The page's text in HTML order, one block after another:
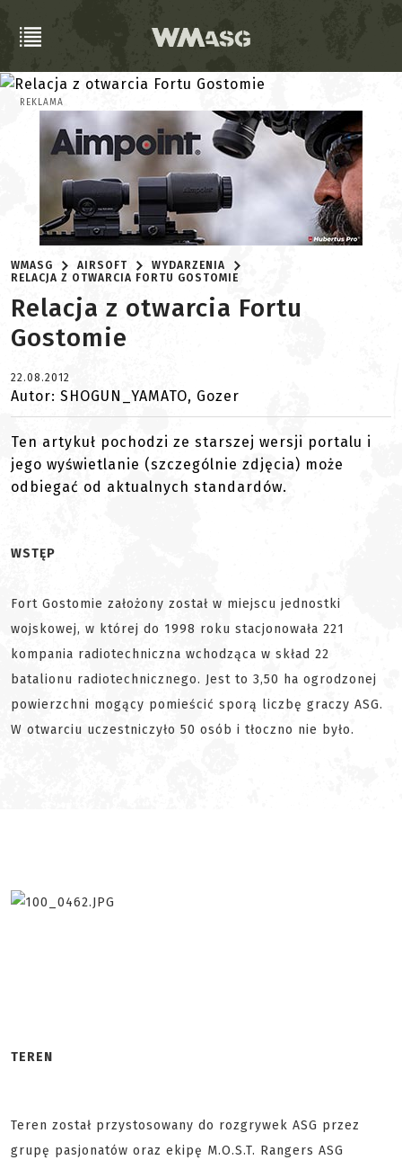
REKLAMA
WMASG AIRSOFT
WYDARZENIA
RELACJA Z OTWARCIA FORTU GOSTOMIE
Relacja z otwarcia Fortu
Gostomie
22.08.2012
Autor: SHOGUN_YAMATO, Gozer
Ten artykuł pochodzi ze starszej wersji portalu i
jego wyświetlanie (szczególnie zdjęcia) może
odbiegać od aktualnych standardów.
WSTĘP
Fort Gostomie założony został w miejscu jednostki
wojskowej, w której do 1998 roku stacjonowała 221
kompania radiotechniczna wchodząca w skład 22
batalionu radiotechnicznego. Jest to 3,50 ha ogrodzonej
powierzchni mogący pomieścić sporą liczbę graczy ASG.
W otwarciu uczestniczyło 50 osób i tłoczno nie było.
TEREN
Teren został przystosowany do rozgrywek ASG przez
grupę pasjonatów oraz ekipę M.O.S.T. Rangers ASG